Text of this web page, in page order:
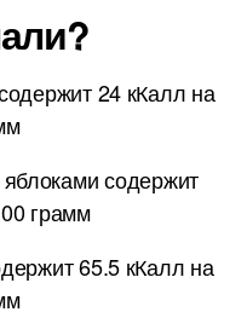
24 кКалл на
содержит
грамм
65.5 кКалл на